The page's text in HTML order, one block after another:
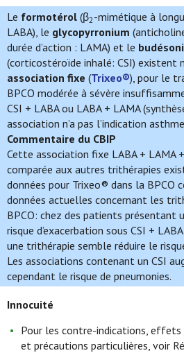
Le formotérol (β2-mimétique à
LABA), le glycopyrronium
durée d’action : LAMA) et le
(corticostéroïde inhalé: CSI) existent
association fixe (Trixeo®), pour le
BPCO modérée à sévère
CSI + LABA ou LABA + LAMA
association n’a pas l’indication
Commentaire du CBIP
Cette association fixe LABA + LAMA +
comparée aux autres trithérapies
données pour Trixeo® dans la BPCO
données actuelles concernant les
BPCO: chez des patients présentant
risque d’exacerbation sous CSI +
une trithérapie semble réduire le
Les associations contenant un CSI
cependant le risque de pneumonies.
Innocuité
Pour les contre-indications, effets
et précautions particulières, voir